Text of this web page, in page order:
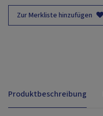
Zur Merkliste hinzufügen
Produktbeschreibung